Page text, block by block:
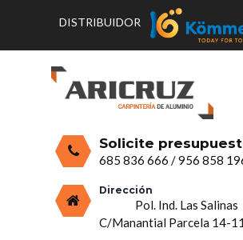
PRODUCTOS
PUERTAS, VENTANAS Y
CERRAMIENTOS, PORCHES Y TECHOS
ALUMINIO
CONTACTO Y HORARIOS
PRESUPUESTO
DISTRIBUIDOR
Solicite
685 836 666 /956 858
Dirección
Pol. Ind. Las Salinas
C/Manantial Parcela 14-11